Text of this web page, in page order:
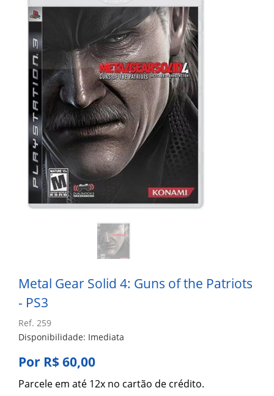
Metal Gear Solid 4: Guns of the Patriots
- PS3
Ref. 259
Disponibilidade: Imediata
Por R$ 60,00
Parcele em até 12x no cartão de crédito.